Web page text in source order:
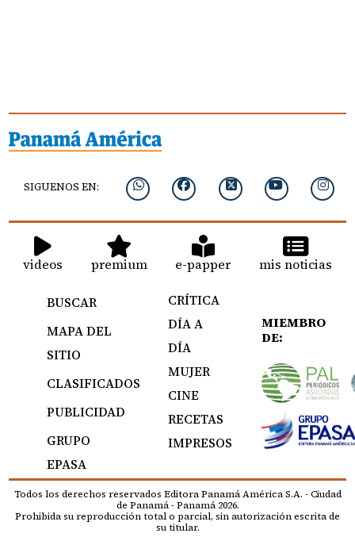
SIGUENOS EN:
videos premium e-papper mis noticias
BUSCAR
MAPA DEL
SITIO
CLASIFICADOS
PUBLICIDAD
GRUPO
EPASA
CRÍTICA
DÍA A
DÍA
MUJER
CINE
RECETAS
IMPRESOS
MIEMBRO
DE:
Todos los derechos reservados Editora Panamá América S.A. - Ciudad
de Panamá - Panamá 2026.
Prohibida su reproducción total o parcial, sin autorización escrita de
su titular.